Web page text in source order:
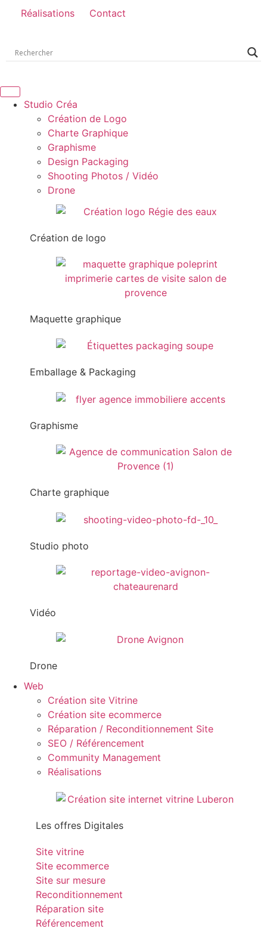
Réalisations Contact
Studio Créa
Création de Logo
Charte Graphique
Graphisme
Design Packaging
Shooting Photos / Vidéo
Drone
Création de logo
Maquette graphique
Emballage & Packaging
Graphisme
Charte graphique
Studio photo
Vidéo
Drone
Web
Création site Vitrine
Création site ecommerce
Réparation / Reconditionnement Site
SEO / Référencement
Community Management
Réalisations
Les offres Digitales
Site vitrine
Site ecommerce
Site sur mesure
Reconditionnement
Réparation site
Référencement